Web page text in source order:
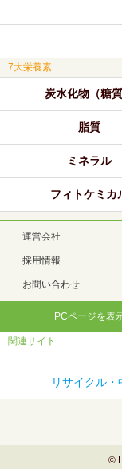
7大栄養素
炭水化物（糖質
脂質
ミネラル
フィトケミカ
運営会社
採用情報
お問い合わせ
PCページを表
関連サイト
リサイクル
©